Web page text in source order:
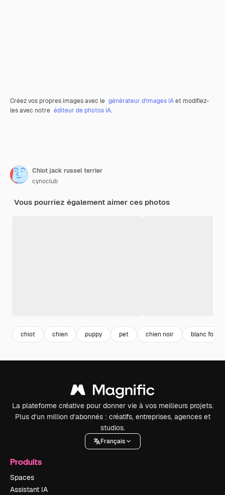
Créez vos propres images avec le générateur d’images IAet modifiez-
les avec notre éditeur de photos IA.
Chiot jack russel terrier
cynoclub
Vous pourriez également aimer ces photos
chiot chien puppy pet chien noir blanc fond
La plateforme créative pour donner vie à vos meilleurs projets.
Plus d’un million d’abonnés : créatifs, entreprises, agences et
studios.
Français
Produits
Spaces
Assistant IA